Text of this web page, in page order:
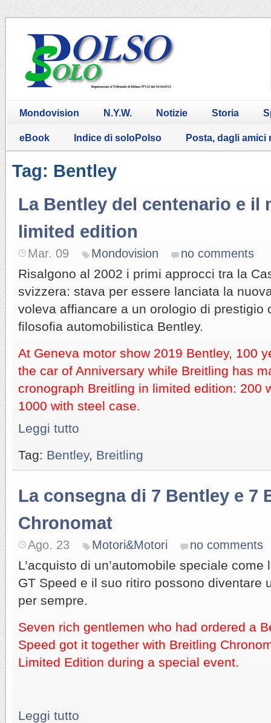
Mondovision N.Y.W. Notizie Storia
eBook Indice di soloPolso Posta, dagli amici
Tag: Bentley
La Bentley del centenario e il
limited edition
Mar. 09 Mondovision no comments
Risalgono al 2002 i primi approcci tra la
svizzera: stava per essere lanciata la
voleva affiancare a un orologio di prestigio
filosofia automobilistica Bentley.
At Geneva motor show 2019 Bentley, 100
the car of Anniversary while Breitling has
cronograph Breitling in limited edition: 200
1000 with steel case.
Leggi tutto
Tag: Bentley, Breitling
La consegna di 7 Bentley e 7
Chronomat
Ago. 23 Motori&Motori no comments
L’acquisto di un’automobile speciale
GT Speed e il suo ritiro possono diventare
per sempre.
Seven rich gentlemen who had ordered a
Speed got it together with Breitling
Limited Edition during a special event.
Leggi tutto